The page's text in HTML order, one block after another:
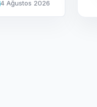
4 Ağustos 2026